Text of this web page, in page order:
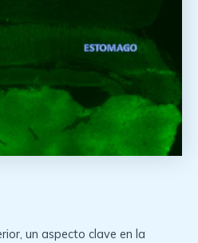
un aspecto clave en la